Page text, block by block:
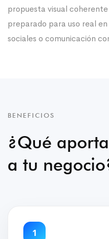
propuesta visual
preparado para uso real
sociales o comunicación
BENEFICIOS
¿Qué
a tu
1